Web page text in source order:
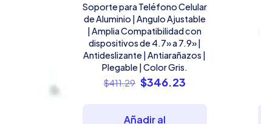
Soporte para Teléfono Celular
de Aluminio | Angulo Ajustable
| Amplia Compatibilidad con
dispositivos de 4.7» a 7.9» |
Antideslizante | Antiarañazos |
Plegable | Color Gris.
$411.29 El
$346.23El
Añadir al